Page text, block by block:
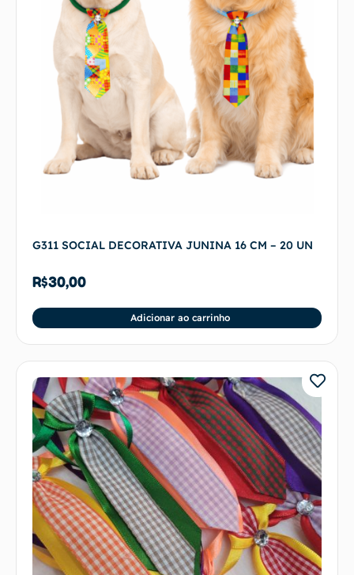
G311 SOCIAL DECORATIVA JUNINA 16 CM – 20 UN
R$30,00
Adicionar ao carrinho